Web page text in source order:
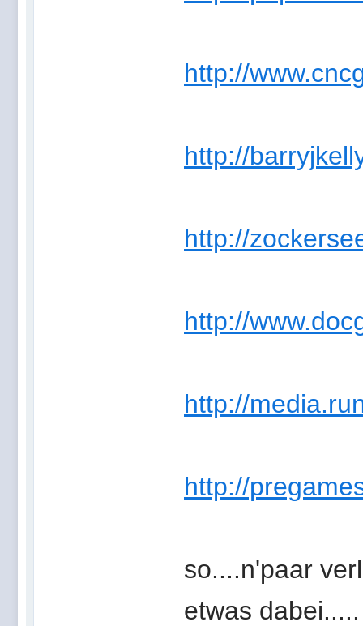
http://
http://
http://
http://
http://
http://
so....n'paar
etwas dabei.....